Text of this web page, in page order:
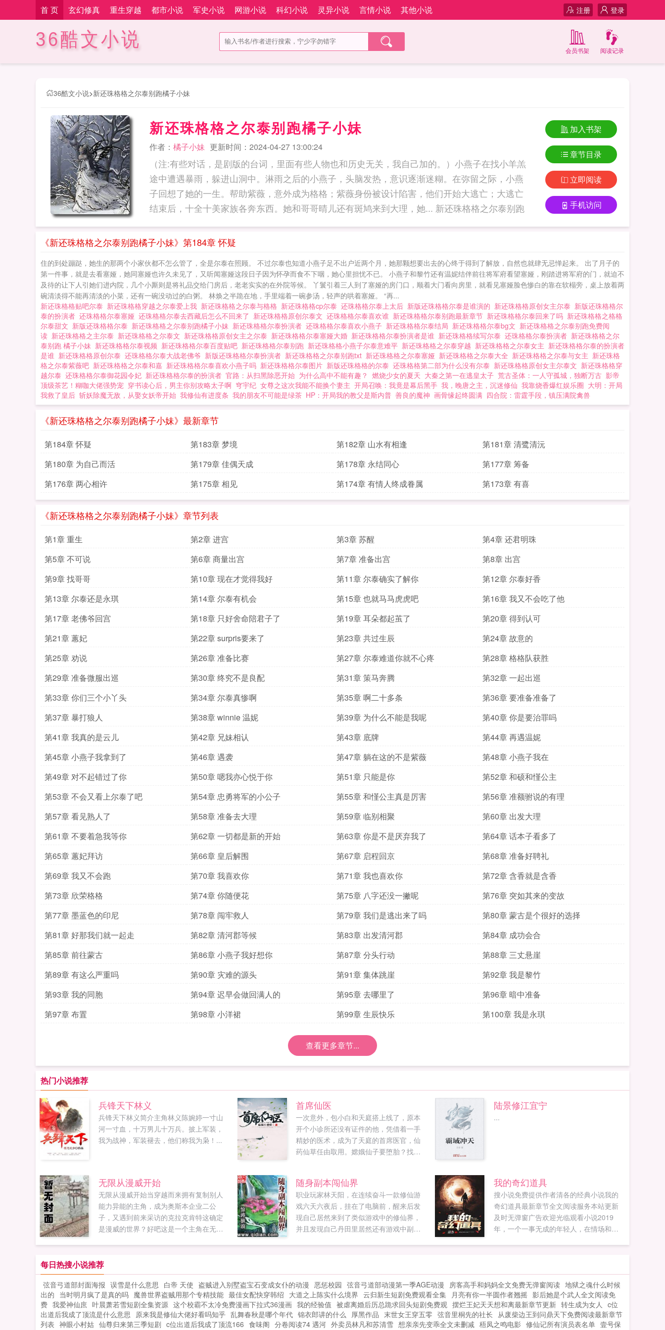
首 页 玄幻修真 重生穿越 都市小说 军史小说 网游小说 科幻小说 灵异小说 言情小说 其他小说 登录
注册
36酷文小说 阅读记录
会员书架
36酷文小说>新还珠格格之尔泰别跑橘子小妹
新还珠格格之尔泰别跑橘子小妹
作者： 橘子小妹 更新时间：2024-04-27 13:00:24
（注:有些对话，是剧版的台词，里面有些人物也和历史无关，我自己加的。）小燕子在找小羊羔
途中遭遇暴雨，躲进山洞中。淋雨之后的小燕子，头脑发热，意识逐渐迷糊。在弥留之际，小燕
子回想了她的一生。帮助紫薇，意外成为格格；紫薇身份被设计陷害，他们开始大逃亡；大逃亡
结束后，十全十美家族各奔东西。她和哥哥晴儿还有斑鸠来到大理，她... 新还珠格格之尔泰别跑
加入书架
章节目录
立即阅读
手机访问
《新还珠格格之尔泰别跑橘子小妹》第184章 怀疑
住的到处蹦跶，她生的那两个小家伙都不怎么管了，全是尔泰在照顾。 不过尔泰也知道小燕子足不出户近两个月，她那颗想要出去的心终于得到了解放，自然也就肆无忌惮起来。 出了月子的
第一件事，就是去看塞娅，她同塞娅也许久未见了，又听闻塞娅这段日子因为怀孕而食不下咽，她心里担忧不已。 小燕子和黎竹还有温妮结伴前往将军府看望塞娅，刚踏进将军府的门，就迫不
及待的让下人引她们进内院，几个小厮则是将礼品交给门房后，老老实实的在外院等候。 丫鬟引着三人到了塞娅的房门口，顺着大门看向房里，就看见塞娅脸色惨白的靠在软榻旁，桌上放着两
碗清淡得不能再清淡的小菜，还有一碗没动过的白粥。 林焕之半跪在地，手里端着一碗参汤，轻声的哄着塞娅。 “再...
新还珠格格贴吧尔泰 新还珠格格穿越之尔泰爱上我 新还珠格格之尔泰与格格 新还珠格格cp尔泰 还珠格格尔泰上太后 新版还珠格格尔泰是谁演的 新还珠格格原创女主尔泰 新版还珠格格尔
泰的扮演者 还珠格格尔泰塞娅 还珠格格尔泰去西藏后怎么不回来了 新还珠格格原创尔泰文 还珠格格尔泰喜欢谁 新还珠格格尔泰别跑最新章节 新还珠格格尔泰回来了吗 新还珠格格之格格
尔泰甜文 新版还珠格格尔泰 新还珠格格之尔泰别跑橘子小妹 新还珠格格尔泰扮演者 还珠格格尔泰喜欢小燕子 新还珠格格尔泰结局 新还珠格格尔泰bg文 新还珠格格之尔泰别跑免费阅
读 新还珠格格之主尔泰 新还珠格格之尔泰文 新还珠格格原创女主之尔泰 新还珠格格尔泰塞娅大婚 新还珠格格尔泰扮演者是谁 新还珠格格续写尔泰 还珠格格尔泰扮演者 新还珠格格之尔
泰别跑 橘子小妹 新还珠格格尔泰视频 新还珠格格尔泰百度贴吧 新还珠格格尔泰别跑 新还珠格格小燕子尔泰意难平 新还珠格格之尔泰穿越 新还珠格格之尔泰女主 新还珠格格尔泰的扮演者
是谁 新还珠格格原创尔泰 还珠格格尔泰大战老佛爷 新版还珠格格尔泰扮演者 新还珠格格之尔泰别跑txt 新还珠格格之尔泰塞娅 新还珠格格之尔泰大全 新还珠格格之尔泰与女主 新还珠格
格之尔泰紫薇吧 新还珠格格之尔泰和嘉 新还珠格格尔泰喜欢小燕子吗 新还珠格格尔泰图片 新版还珠格格的尔泰 还珠格格第二部为什么没有尔泰 新还珠格格原创女主尔泰文 新还珠格格穿
越尔泰 还珠格格尔泰御花园令妃 新还珠格格尔泰的扮演者 官路：从扫黑除恶开始 为什么高中不能有趣？ 燃烧少女的夏天 大秦之第一在逃皇太子 荒古圣体：一人守孤城，独断万古 影帝
顶级茶艺！糊咖大佬强势宠 穿书读心后，男主你别攻略太子啊 穹宇纪 女尊之这次我能不能换个妻主 开局召唤：我竟是幕后黑手 我，晚唐之主，沉迷修仙 我靠烧香爆红娱乐圈 大明：开局
我救了皇后 斩妖除魔无敌，从娶女妖帝开始 我修仙有进度条 我的朋友不可能是绿茶 HP：开局我的教父是斯内普 善良的魔神 画骨缘起终圆满 四合院：雷霆手段，镇压满院禽兽
《新还珠格格之尔泰别跑橘子小妹》最新章节
第184章 怀疑 第183章 梦境 第182章 山水有相逢
第181章 清鹭清沅
第180章 为自己而活
第179章 佳偶天成 第178章 永结同心
第177章 筹备
第176章 两心相许
第175章 相见 第174章 有情人终成眷属 第173章 有喜
《新还珠格格之尔泰别跑橘子小妹》章节列表
第1章 重生 第2章 进宫 第3章 苏醒
第4章 还君明珠
第5章 不可说
第6章 商量出宫 第7章 准备出宫
第8章 出宫
第9章 找哥哥
第10章 现在才觉得我好 第11章 尔泰确实了解你
第12章 尔泰好香
第13章 尔泰还是永琪
第14章 尔泰有机会 第15章 也就马马虎虎吧
第16章 我又不会吃了他
第17章 老佛爷回宫
第18章 只好舍命陪君子了 第19章 耳朵都起茧了
第20章 得到认可
第21章 蕙妃
第22章 surpris要来了 第23章 共过生辰
第24章 故意的
第25章 劝说
第26章 准备比赛 第27章 尔泰难道你就不心疼
第28章 格格队获胜
第29章 准备微服出巡
第30章 终究不是良配 第31章 策马奔腾
第32章 一起出巡
第33章 你们三个小丫头
第34章 尔泰真惨啊 第35章 啊二十多条
第36章 要准备准备了
第37章 暴打狼人
第38章 winnie 温妮 第39章 为什么不能是我呢
第40章 你是要治罪吗
第41章 我真的是云儿
第42章 兄妹相认 第43章 底牌
第44章 再遇温妮
第45章 小燕子我拿到了
第46章 遇袭 第47章 躺在这的不是紫薇
第48章 小燕子我在
第49章 对不起错过了你
第50章 嗯我亦心悦于你 第51章 只能是你
第52章 和硕和慬公主
第53章 不会又看上尔泰了吧
第54章 忠勇将军的小公子 第55章 和慬公主真是厉害
第56章 准额驸说的有理
第57章 看见熟人了
第58章 准备去大理 第59章 临别相聚
第60章 出发大理
第61章 不要着急我等你
第62章 一切都是新的开始 第63章 你是不是厌弃我了
第64章 话本子看多了
第65章 蕙妃拜访
第66章 皇后解围 第67章 启程回京
第68章 准备好聘礼
第69章 我又不会跑
第70章 我喜欢你 第71章 我也喜欢你
第72章 含香就是含香
第73章 欣荣格格
第74章 你随便花 第75章 八字还没一撇呢
第76章 突如其来的变故
第77章 墨蓝色的印尼
第78章 闯牢救人 第79章 我们是逃出来了吗
第80章 蒙古是个很好的选择
第81章 好那我们就一起走
第82章 清河郡等候 第83章 出发清河郡
第84章 成功会合
第85章 前往蒙古
第86章 小燕子我好想你 第87章 分头行动
第88章 三丈悬崖
第89章 有这么严重吗
第90章 灾难的源头 第91章 集体跳崖
第92章 我是黎竹
第93章 我的同胞
第94章 迟早会做回满人的 第95章 去哪里了
第96章 暗中准备
第97章 布置
第98章 小洋裙 第99章 生辰快乐 第100章 我是永琪
查看更多章节...
热门小说推荐
兵锋天下林义
兵锋天下林义简介主角林义陈婉婷一寸山
河一寸血，十万男儿十万兵。披上军装，
我为战神，军装褪去，他们称我为枭！...
首席仙医
一次意外，包小白和天庭搭上线了，原本
开个小诊所还没有证件的他，凭借着一手
精妙的医术，成为了天庭的首席医官，仙
药仙草任由取用。嫦娥仙子要堕胎？找我
容养颜的配方...
陆景修江宜宁
...
无限从漫威开始
无限从漫威开始当穿越而来拥有复制别人
能力异能的主角，成为奥斯本企业二公
子，又遇到前来采访的克拉克肯特这确定
是漫威的世界？好吧这是一个主角在无限
的无限流，来享受下如同穿着沙滩裤躺在
夏威夷海滩看比基尼的快感吧主角语录，
人生最大的追求就是享受，不是物质享
受，就是精神享受，当然，选后者的通常
都有点强迫症写本书的时候作者节操无下
限如果您喜欢无限从漫威开始，别忘记分
随身副本闯仙界
职业玩家林天阳，在连续奋斗一款修仙游
戏六天六夜后，挂在了电脑前，醒来后发
现自己居然来到了类似游戏中的修仙界，
并且发现自己丹田里居然还有游戏中副本
我的奇幻道具
搜小说免费提供作者清各的经典小说我的
奇幻道具最新章节全文阅读服务本站更新
及时无弹窗广告欢迎光临观看小说2019
年，一个一事无成的年轻人，在情场和职
无穷银行卡，从而改变自己的命运。...
每日热搜小说推荐
弦音弓道部封面海报 误雪是什么意思 白帝 天使 盗贼进入别墅盗宝石变成女仆的动漫 恶惩校园 弦音弓道部动漫第一季AGE动漫 房客高手和妈妈全文免费无弹窗阅读 地狱之魂什么时候
出的 当时明月疯了是真的吗 魔兽世界盗贼用那个专精技能 最佳女配快穿韩绍 大道之上陈实什么境界 云归新生短剧免费观看全集 月亮有你一半圆作者翘摇 影后她是个武人全文阅读免
费 我爱神仙庶 叶晨萧若雪短剧全集资源 这个校霸不太冷免费漫画下拉式36漫画 我的经验值 被虐离婚后历总跪求回头短剧免费观 摆烂王妃天天想和离最新章节更新 转生成为女人 c位
出道后我成了顶流是什么意思 原来我是修仙大佬好看吗知乎 乱舞春秋是哪个年代 锦衣郎讲的什么 厚黑作品 末世女王穿五零 弦音里桐先的社长 从废柴边王到问鼎天下免费阅读最新章节
列表 神眼小村姑 仙尊归来第三季短剧 c位出道后我成了顶流166 食味阁 分卷阅读74 遇河 外卖员林凡和苏清雪 想亲亲先变乖全文未删减 梧凤之鸣电影 修仙记所有演员表名单 壹号保